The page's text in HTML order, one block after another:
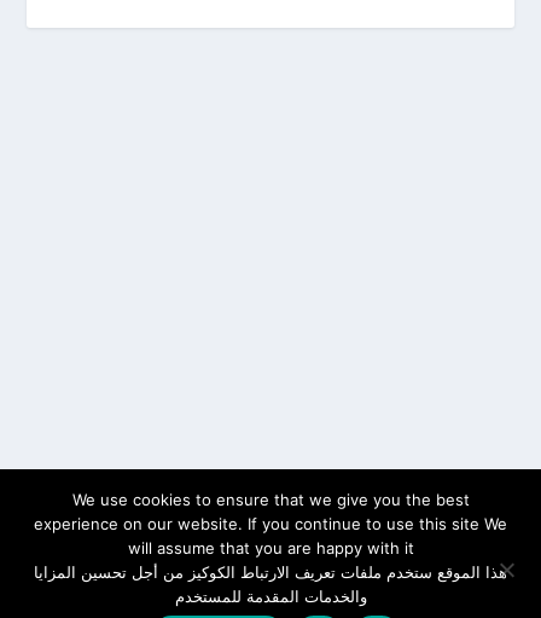
We use cookies to ensure that we give you the best
experience on our website. If you continue to use this site We
will assume that you are happy with it
هذا الموقع ستخدم ملفات تعريف الارتباط الكوكيز من أجل تحسين المزايا
والخدمات المقدمة للمستخدم